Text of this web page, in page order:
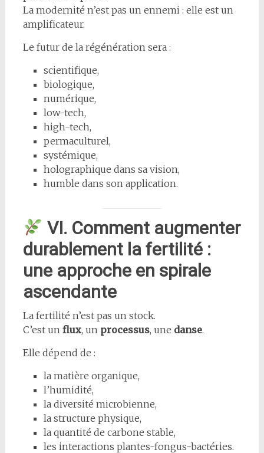
La modernité n’est pas un ennemi : elle est un
amplificateur.
Le futur de la régénération sera :
scientifique,
biologique,
numérique,
low-tech,
high-tech,
permaculturel,
systémique,
holographique dans sa vision,
humble dans son application.
VI. Comment augmenter
durablement la fertilité :
une approche en spirale
ascendante
La fertilité n’est pas un stock.
C’est un flux, un processus, une danse.
Elle dépend de :
la matière organique,
l’humidité,
la diversité microbienne,
la structure physique,
la quantité de carbone stable,
les interactions plantes-fongus-bactéries.